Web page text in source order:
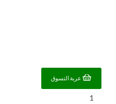
عربة التسوق